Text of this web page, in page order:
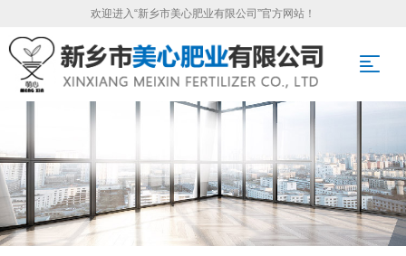
欢迎进入“新乡市美心肥业有限公司”官方网站！